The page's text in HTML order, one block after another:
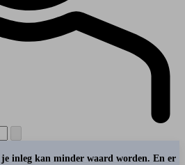
inleg kan minder waard worden. En er